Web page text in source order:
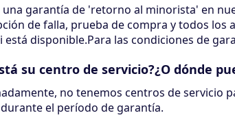
garantía de 'retorno al minorista' en
de falla, prueba de compra y todos
está disponible.Para las condiciones de
su centro de servicio?¿O dónde
no tenemos centros de servicio
el período de garantía.